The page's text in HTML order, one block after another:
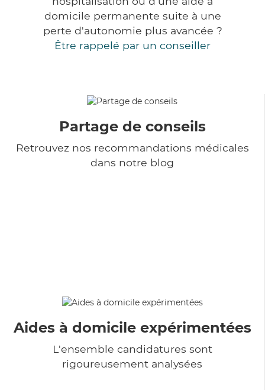
domicile permanente suite à une
perte d'autonomie plus avancée ?
Être rappelé par un conseiller
Partage de conseils
Retrouvez nos recommandations médicales
dans notre blog
Aides à domicile expérimentées
L'ensemble candidatures sont
rigoureusement analysées